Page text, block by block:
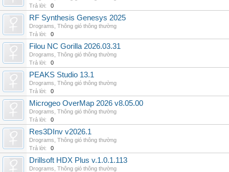
Trả lời:
0
RF Synthesis Genesys 2025
Drograms Thông gió thông thường
Trả lời:
0
Filou NC Gorilla 2026.03.31
Drograms Thông gió thông thường
Trả lời:
0
PEAKS Studio 13.1
Drograms Thông gió thông thường
Trả lời:
0
Microgeo OverMap 2026 v8.05.00
Drograms Thông gió thông thường
Trả lời:
0
Res3DInv v2026.1
Drograms Thông gió thông thường
Trả lời:
0
Drillsoft HDX Plus v.1.0.1.113
Drograms Thông gió thông thường